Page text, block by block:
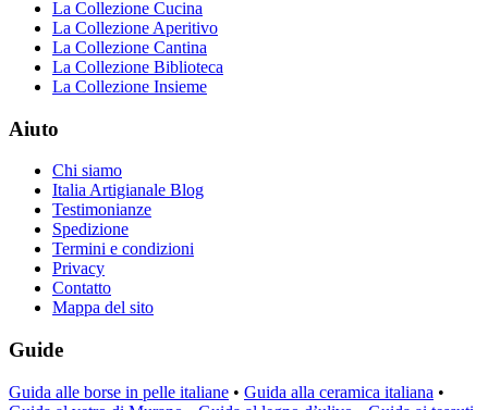
La Collezione Cucina
La Collezione Aperitivo
La Collezione Cantina
La Collezione Biblioteca
La Collezione Insieme
Aiuto
Chi siamo
Italia Artigianale Blog
Testimonianze
Spedizione
Termini e condizioni
Privacy
Contatto
Mappa del sito
Guide
Guida alle borse in pelle italiane • Guida alla ceramica italiana •